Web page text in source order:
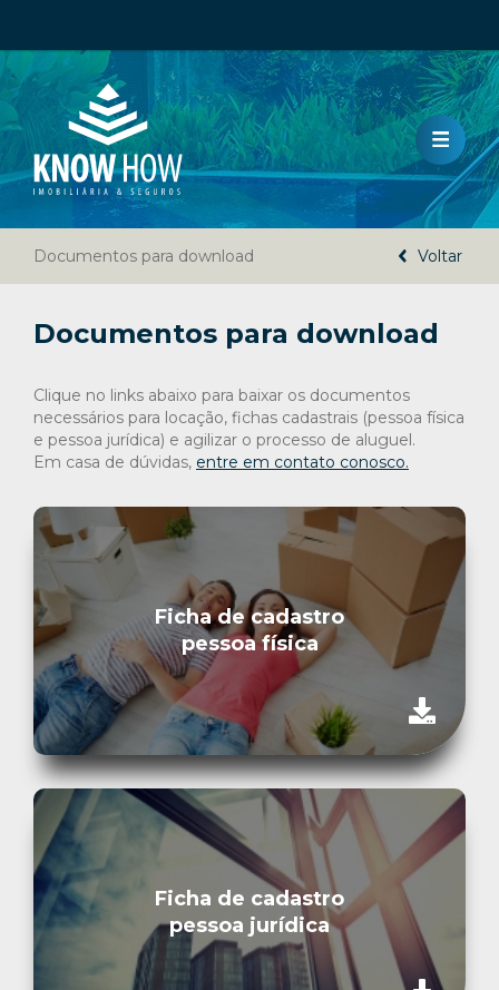
HOME
LANÇAMENTO
VENDA
LOCAÇÃO
CÓDIGO DE ÉTICA
DENÚNCIAS
CONTATO
Cadastre seu imóvel
Área do Cliente
Vendas: (61)
Locação: (61)
Documentos para download Voltar
Documentos para download
Clique no links abaixo para baixar os documentos
necessários para locação, fichas cadastrais (pessoa física
e pessoa jurídica) e agilizar o processo de aluguel.
Em casa de dúvidas, entre em contato conosco.
Ficha de cadastro
pessoa física
Ficha de cadastro
pessoa jurídica